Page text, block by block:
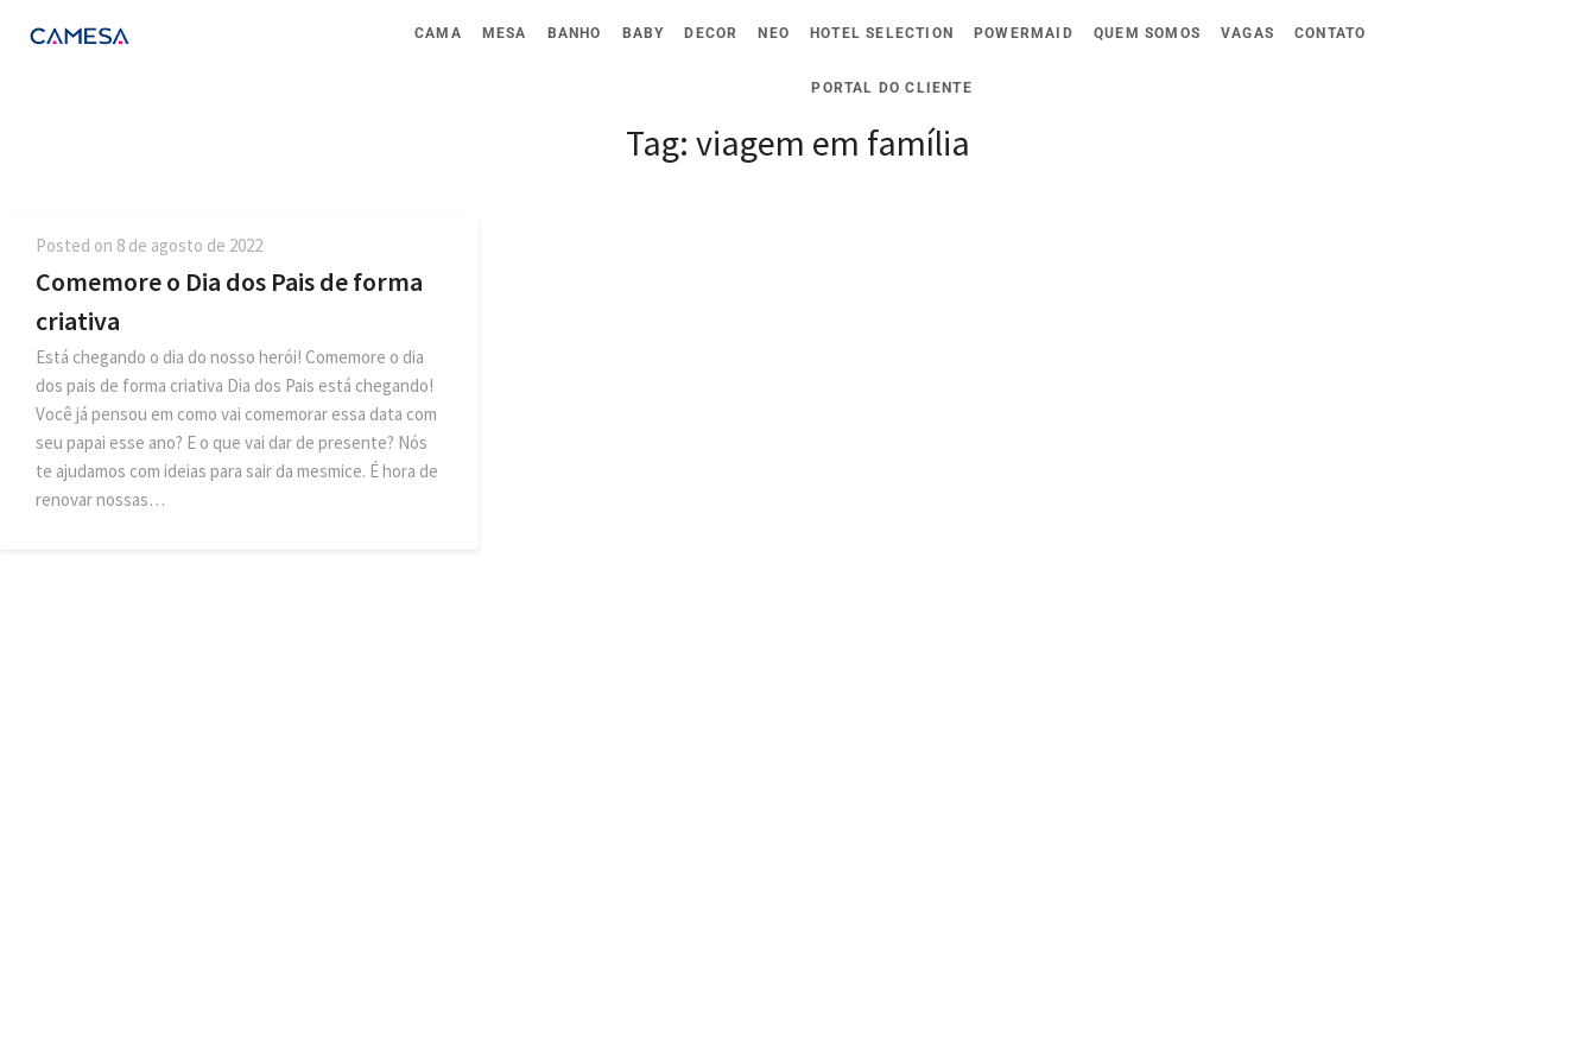
CAMA MESA BANHO BABY DECOR NEO HOTEL SELECTION POWERMAID QUEM SOMOS VAGAS CONTATO
PORTAL DO CLIENTE
Tag: viagem em família
Posted on 8 de agosto de 2022
Comemore o Dia dos Pais de forma
criativa
Está chegando o dia do nosso herói! Comemore o dia
dos pais de forma criativa Dia dos Pais está chegando!
Você já pensou em como vai comemorar essa data com
seu papai esse ano? E o que vai dar de presente? Nós
te ajudamos com ideias para sair da mesmice. É hora de
renovar nossas…